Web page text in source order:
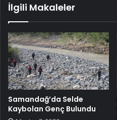
İlgili Makaleler
Samandağ’da Selde
Kaybolan Genç Bulundu